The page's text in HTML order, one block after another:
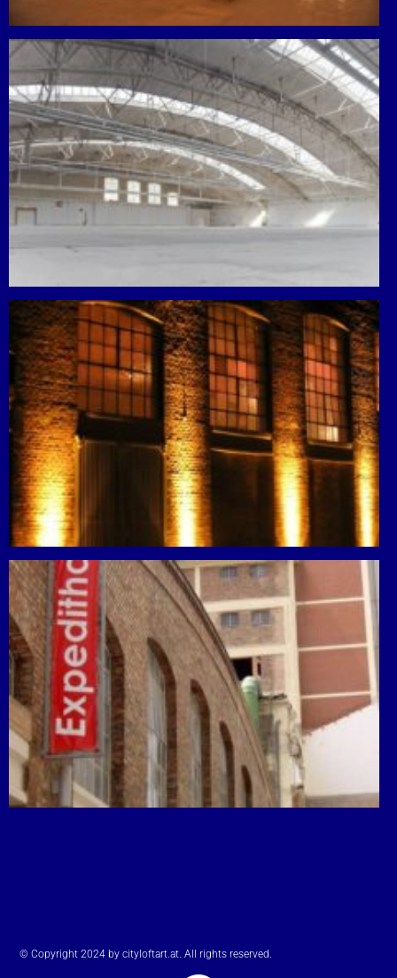
© Copyright 2024 by cityloftart.at. All rights reserved.